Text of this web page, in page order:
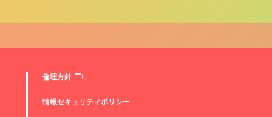
倫理方針
情報セキュリティポリシー